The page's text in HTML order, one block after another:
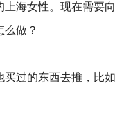
海女性。现在需要向
么做？
买过的东西去推，比如